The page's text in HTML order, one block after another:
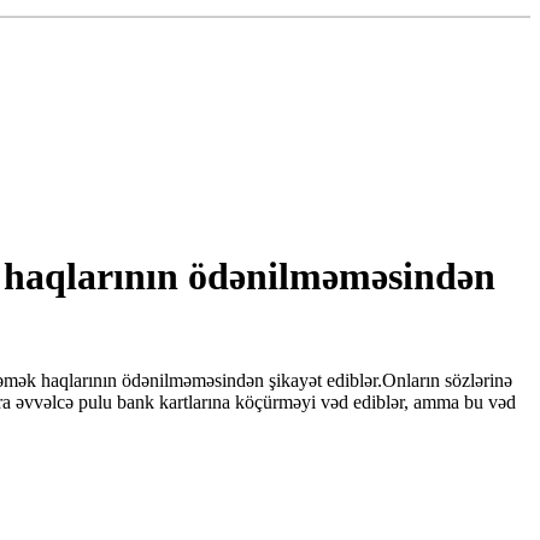
ödənilməməsindən
haqlarının ödənilməməsindən şikayət ediblər.Onların sözlərinə
pulu bank kartlarına köçürməyi vəd ediblər, amma bu vəd